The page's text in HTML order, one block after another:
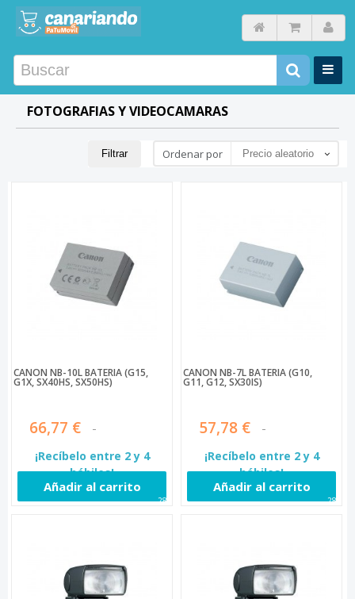
FOTOGRAFIAS Y VIDEOCAMARAS
Filtrar Ordenar por Precio aleatorio
CANON NB-10L BATERÍA (G15,
G1X, SX40HS, SX50HS)
66,77 €
¡Recíbelo entre 2 y 4
hábiles!
Añadir al carrito
282
CANON NB-7L BATERÍA (G10,
G11, G12, SX30IS)
57,78 €
¡Recíbelo entre 2 y 4
hábiles!
Añadir al carrito
284